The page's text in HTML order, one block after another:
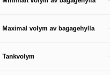
Maximal volym av bagagehylla
Tankvolym